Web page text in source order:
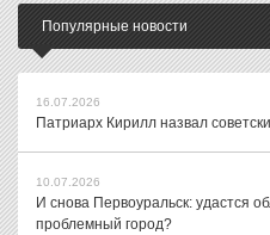
Популярные новости
16.07.2026
Патриарх Кирилл назвал
10.07.2026
И снова Первоуральск: удастся
проблемный город?